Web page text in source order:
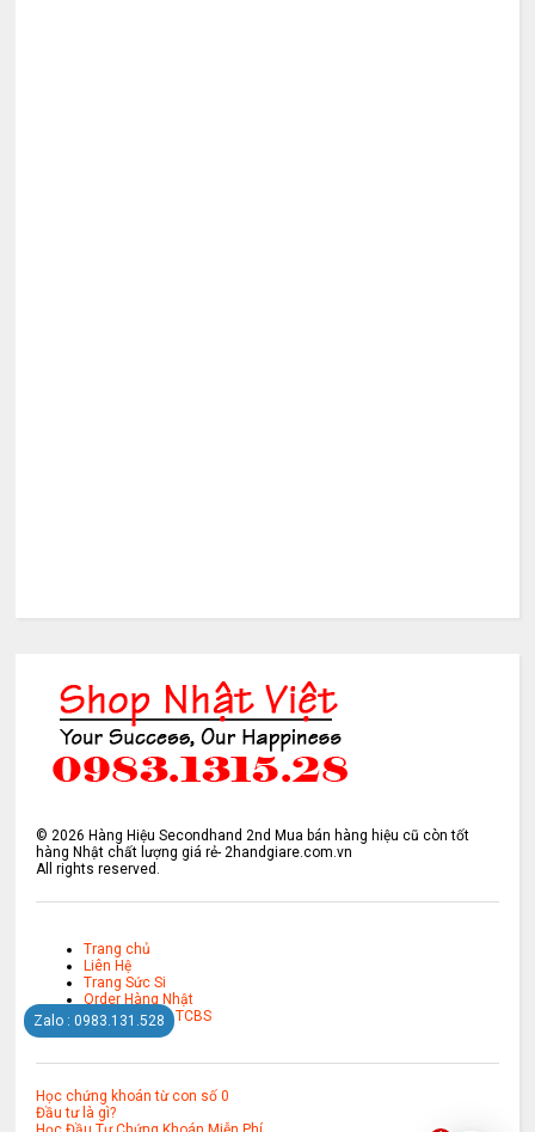
©2026 Hàng Hiệu Secondhand 2nd Mua bán hàng hiệu cũ còn tốt
hàng Nhật chất lượng giá rẻ- 2handgiare.com.vn
All rights reserved.
Trang chủ
Liên Hệ
Trang Sức Si
Order Hàng Nhật
Mở Tài Khoản TCBS
Học chứng khoán từ con số 0
Đầu tư là gì?
Zalo : 0983.131.528